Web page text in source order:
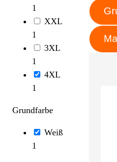
1
XXL
1
3XL
1
4XL
1
Grundfarbe
Weiß
1